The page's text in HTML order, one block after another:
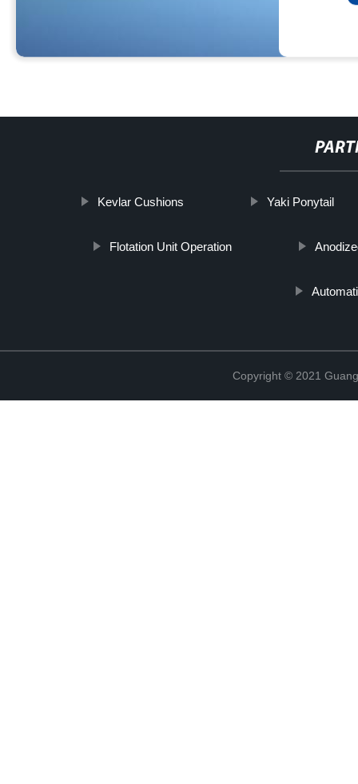
Kevlar Cushions Yaki Ponytail
Flotation Unit Operation
Copyright © 2021